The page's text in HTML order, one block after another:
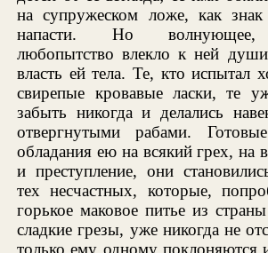
на супружеском ложе, как знак
напасти. Но волнующее,
любопытство влекло к ней
власть ей тела. Те, кто испытал
свирепые кровавые ласки, те
забыть никогда и делались
отвергнутыми рабами.
обладания ею на всякий грех, на
и преступление, они
тех несчастных, которые,
горькое маковое питье из
сладкие грезы, уже никогда не
только ему одному поклоняются